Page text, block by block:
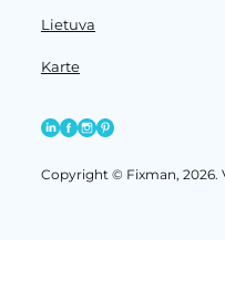
Lietuva
Karte
Copyright © Fixman, 2026.